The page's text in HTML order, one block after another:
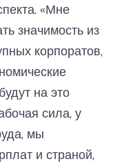
«Мне
значимость из
корпоратов,
на это
сила, у
мы
и страной,